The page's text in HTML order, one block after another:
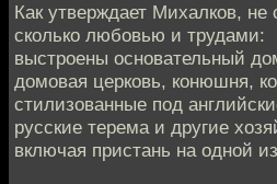
Как утверждает Михалков, не
сколько любовью и трудами:
выстроены основательный
домовая церковь, конюшня,
стилизованные под
русские терема и другие
включая пристань на одной